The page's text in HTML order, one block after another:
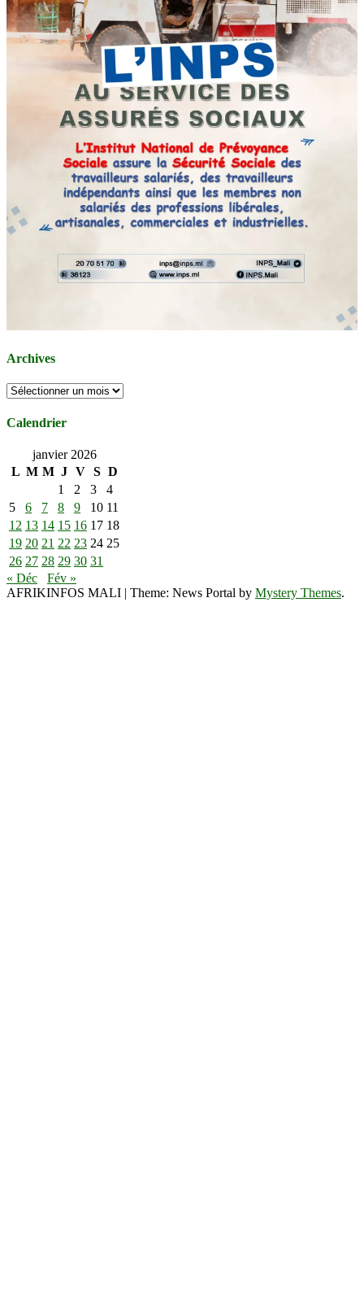
Archives
Archives
Calendrier
janvier 2026
L M M J V S D
1
2 3
4
5
6 7 8 9 10 11
12 13 14 15 16 17 18
19 20 21 22 23 24 25
26 27 28 29 30 31
« Déc
Fév »
AFRIKINFOS MALI | Theme: News Portal by Mystery Themes.